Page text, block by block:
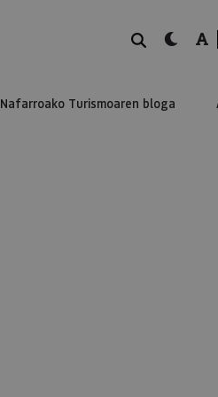
BILATUdark-A-
Nafarroako Turismoaren bloga